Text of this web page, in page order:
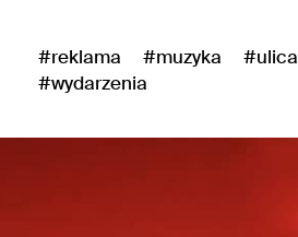
#reklama #muzyka #ulica
#wydarzenia